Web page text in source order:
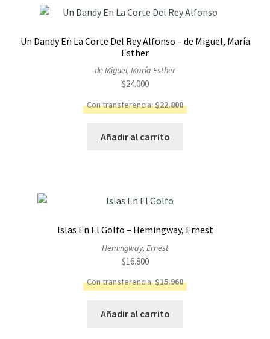
Un Dandy En La Corte Del Rey Alfonso – de Miguel, María
Esther
de Miguel, María Esther
$24.000
Con transferencia:$22.800
Añadir al carrito
Islas En El Golfo – Hemingway, Ernest
Hemingway, Ernest
$16.800
Con transferencia:$15.960
Añadir al carrito